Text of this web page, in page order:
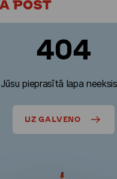
404
Jūsu pieprasītā lapa
UZ GALVENO